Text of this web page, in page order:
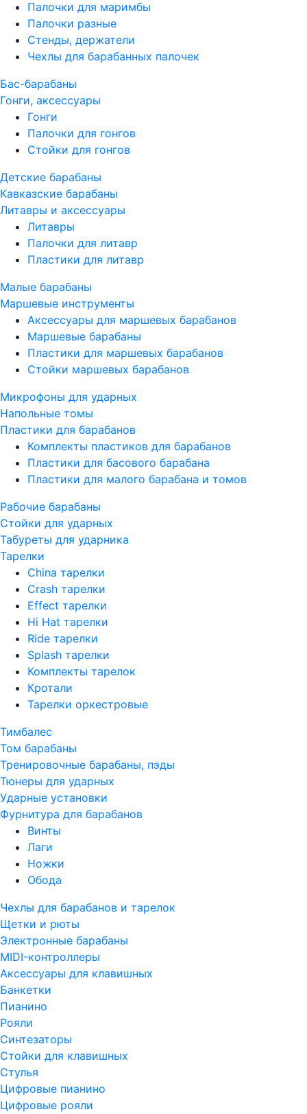
Палочки для маримбы
Палочки разные
Стенды, держатели
Чехлы для барабанных палочек
Бас-барабаны
Гонги, аксессуары
Гонги
Палочки для гонгов
Стойки для гонгов
Детские барабаны
Кавказские барабаны
Литавры и аксессуары
Литавры
Палочки для литавр
Пластики для литавр
Малые барабаны
Маршевые инструменты
Аксессуары для маршевых барабанов
Маршевые барабаны
Пластики для маршевых барабанов
Стойки маршевых барабанов
Микрофоны для ударных
Напольные томы
Пластики для барабанов
Комплекты пластиков для барабанов
Пластики для басового барабана
Пластики для малого барабана и томов
Рабочие барабаны
Стойки для ударных
Табуреты для ударника
Тарелки
China тарелки
Crash тарелки
Effect тарелки
Hi Hat тарелки
Ride тарелки
Splash тарелки
Комплекты тарелок
Кротали
Тарелки оркестровые
Тимбалес
Том барабаны
Тренировочные барабаны, пэды
Тюнеры для ударных
Ударные установки
Фурнитура для барабанов
Винты
Лаги
Ножки
Обода
Чехлы для барабанов и тарелок
Щетки и рюты
Электронные барабаны
MIDI-контроллеры
Аксессуары для клавишных
Банкетки
Пианино
Рояли
Синтезаторы
Стойки для клавишных
Стулья
Цифровые пианино
Цифровые рояли